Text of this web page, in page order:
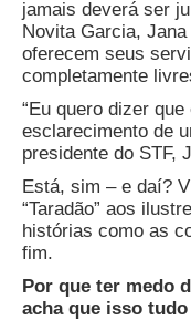
jamais deverá ser
Novita Garcia,
oferecem seus
completamente
“Eu quero dizer
esclarecimento de
presidente do STF,
Está, sim – e daí?
“Taradão” aos
histórias como as
fim.
Por que ter medo
acha que isso